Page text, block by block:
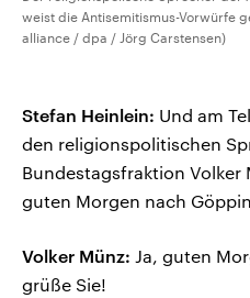
weist die Antisemitismus-Vorwürfe
alliance / dpa / Jörg Carstensen)
Stefan Heinlein: Und am
den religionspolitischen
Bundestagsfraktion Volker
guten Morgen nach
Volker Münz: Ja, guten
grüße Sie!